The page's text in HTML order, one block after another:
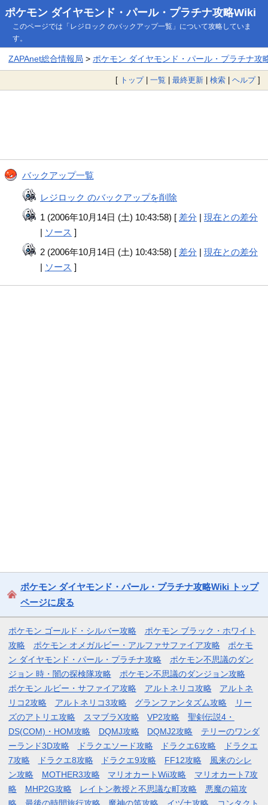
ポケモン ダイヤモンド・パール・プラチナ攻略Wiki
このページでは「レジロック のバックアップ一覧」について攻略していま
す。
ZAPAnet総合情報局 > ポケモン ダイヤモンド・パール・プラチナ攻
[ トップ| 一覧 | 最終更新 | 検索 | ヘルプ]
バックアップ一覧
レジロック のバックアップを削除
1 (2006年10月14日 (土) 10:43:58) [ 差分 |現在との差分
| ソース ]
2 (2006年10月14日 (土) 10:43:58) [ 差分 |現在との差分
| ソース ]
ポケモン ダイヤモンド・パール・プラチナ攻略Wiki トップ
ページに戻る
ポケモン ゴールド・シルバー攻略
ポケモン ブラック・ホワイト
攻略
ポケモン オメガルビー・アルファサファイア攻略
ポケモ
ン ダイヤモンド・パール・プラチナ攻略
ポケモン不思議のダン
ジョン 時・闇の探検隊攻略
ポケモン不思議のダンジョン攻略
ポケモン ルビー・サファイア攻略
アルトネリコ攻略
アルトネ
リコ2攻略
アルトネリコ3攻略 グランファンタズム攻略
リー
ズのアトリエ攻略
スマブラX攻略 VP2攻略
聖剣伝説4・
DS(COM)・HOM攻略
DQMJ攻略 DQMJ2攻略
テリーのワンダ
ーランド3D攻略
ドラクエソード攻略 ドラクエ6攻略
ドラクエ
7攻略
ドラクエ8攻略 ドラクエ9攻略 FF12攻略
風来のシレ
ン攻略
MOTHER3攻略 マリオカートWii攻略
マリオカート7攻
略
MHP2G攻略 レイトン教授と不思議な町攻略
悪魔の箱攻